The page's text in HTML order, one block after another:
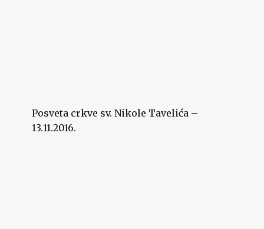
Posveta crkve sv. Nikole Tavelića –
13.11.2016.